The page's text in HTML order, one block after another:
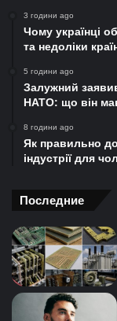
3 години ago
Чому українці
та недоліки
5 години ago
Залужний
НАТО: що він
8 години ago
Як правильно
індустрії для
Последние